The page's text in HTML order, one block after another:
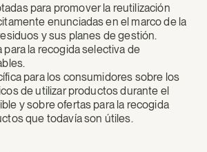
para promover la reutilización
enunciadas en el marco de la
y sus planes de gestión.
la recogida selectiva de
para los consumidores sobre los
de utilizar productos durante el
y sobre ofertas para la recogida
que todavía son útiles.